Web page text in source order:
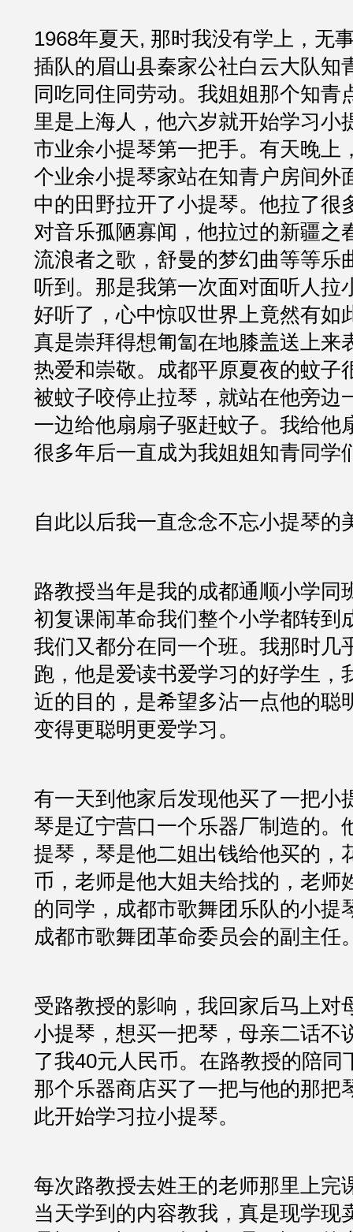
1968年夏天, 那时我没有学上，无
插队的眉山县秦家公社白云大队知
同吃同住同劳动。我姐姐那个知青
里是上海人，他六岁就开始学习小
市业余小提琴第一把手。有天晚上
个业余小提琴家站在知青户房间外
中的田野拉开了小提琴。他拉了很
对音乐孤陋寡闻，他拉过的新疆之
流浪者之歌，舒曼的梦幻曲等等乐
听到。那是我第一次面对面听人拉
好听了，心中惊叹世界上竟然有如
真是崇拜得想匍匐在地膝盖送上来
热爱和崇敬。成都平原夏夜的蚊子
被蚊子咬停止拉琴，就站在他旁边
一边给他扇扇子驱赶蚊子。我给他
很多年后一直成为我姐姐知青同学
自此以后我一直念念不忘小提琴的
路教授当年是我的成都通顺小学同
初复课闹革命我们整个小学都转到
我们又都分在同一个班。我那时几
跑，他是爱读书爱学习的好学生，
近的目的，是希望多沾一点他的聪
变得更聪明更爱学习。
有一天到他家后发现他买了一把小
琴是辽宁营口一个乐器厂制造的。
提琴，琴是他二姐出钱给他买的，
币，老师是他大姐夫给找的，老师
的同学，成都市歌舞团乐队的小提
成都市歌舞团革命委员会的副主任
受路教授的影响，我回家后马上对
小提琴，想买一把琴，母亲二话不
了我40元人民币。在路教授的陪同
那个乐器商店买了一把与他的那把
此开始学习拉小提琴。
每次路教授去姓王的老师那里上完
当天学到的内容教我，真是现学现